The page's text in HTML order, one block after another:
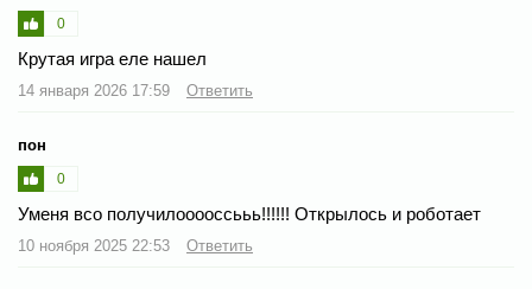
0
Крутая игра еле нашел
14 января 2026 17:59 Ответить
пон
0
Уменя всо получилооооссььь!!!!!! Открылось и роботает
10 ноября 2025 22:53 Ответить